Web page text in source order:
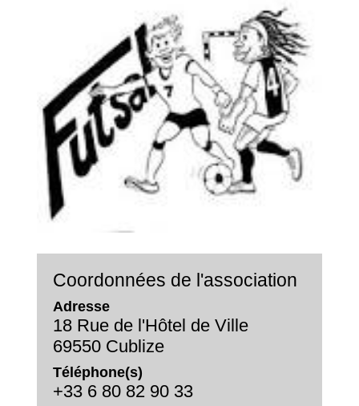
Coordonnées de l'association
Adresse
18 Rue de l'Hôtel de Ville
69550 Cublize
Téléphone(s)
+33 6 80 82 90 33